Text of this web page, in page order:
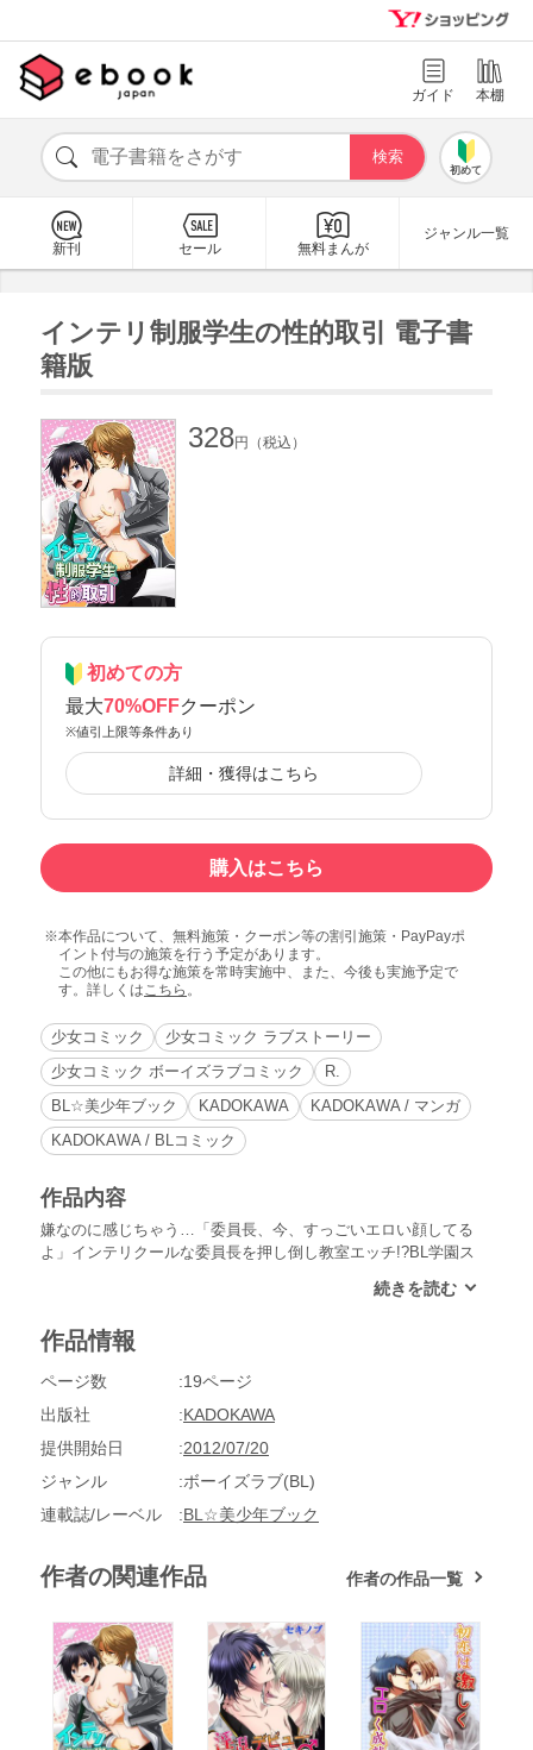
ガイド 本棚
初めて
新刊 セール 無料まんが
ジャンル一覧
インテリ制服学生の性的取引 電子書
籍版
328円（税込）
初めての方
最大70%OFFクーポン
※値引上限等条件あり
詳細・獲得はこちら
購入はこちら
本作品について、無料施策・クーポン等の割引施策・PayPayポ
イント付与の施策を行う予定があります。
この他にもお得な施策を常時実施中、また、今後も実施予定で
す。詳しくはこちら 。
少女コミック
少女コミック ラブストーリー
少女コミック ボーイズラブコミック
R.
BL☆美少年ブック
KADOKAWA
KADOKAWA / マンガ
KADOKAWA / BLコミック
作品内容
嫌なのに感じちゃう…「委員長、今、すっごいエロい顔してる
よ」インテリクールな委員長を押し倒し教室エッチ!?BL学園ス
オキ）に、口うるさく説教される毎日の金髪チャラゆる男子
のテスト用紙を偶然、手にした尚樹を写真に撮った耀は「この
るよ」と尚樹にエッチな取引を持ちかける。教室で無理やり尚
樹に口づけし、舌を絡めていく耀。敏感な乳首を刺激され感じ
の場を去っていく。「最低だ！」と激昂する尚樹。しかし耀の
要求にはまだ続きが…？「気持いいんだ…淫乱なんだね委員長
れ…。悔しげに喘ぐ委員長の姿に思わず胸キュン♪本気になっ
作品情報
ページ数
19ページ
出版社
KADOKAWA
提供開始日
2012/07/20
ジャンル
ボーイズラブ(BL)
連載誌/レーベル
BL☆美少年ブック
作者の関連作品 作者の作品一覧